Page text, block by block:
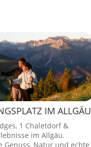
IM ALLGÄU
1 Chaletdorf &
im Allgäu.
Genuss, Natur und echte